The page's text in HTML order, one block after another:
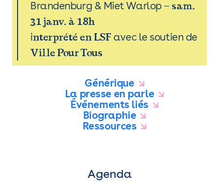
Brandenburg & Miet Warlop– sam.
31 janv. à 18h
interprété en LSF avec le soutien de
Ville Pour Tous
Générique
La presse en parle
Événements liés
Biographie
Ressources
Agenda